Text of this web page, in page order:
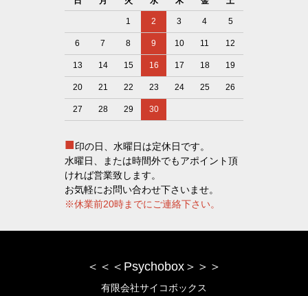
1 2 3 4 5
6 7 8 9 10 11 12
13 14 15 16 17 18 19
20 21 22 23 24 25 26
27 28 29 30
■印の日、水曜日は定休日です。
水曜日、または時間外でもアポイント頂
ければ営業致します。
お気軽にお問い合わせ下さいませ。
※休業前20時までにご連絡下さい。
＜＜＜Psychobox＞＞＞
有限会社サイコボックス